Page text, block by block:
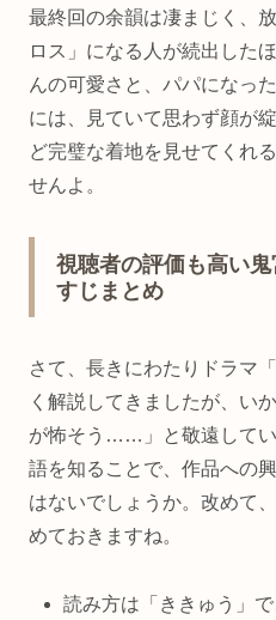
最終回の余韻は凄まじく、
ロス」になる人が続出した
んの可愛さと、パパになっ
には、見ていて思わず顔が
ど完璧な着地を見せてくれ
せんよ。
視聴者の評価も高い
すじまとめ
さて、長きにわたりドラマ
く解説してきましたが、い
が怖そう……」と敬遠して
語を知ることで、作品への
はないでしょうか。改めて
めておきますね。
読み方は「ききゅう」